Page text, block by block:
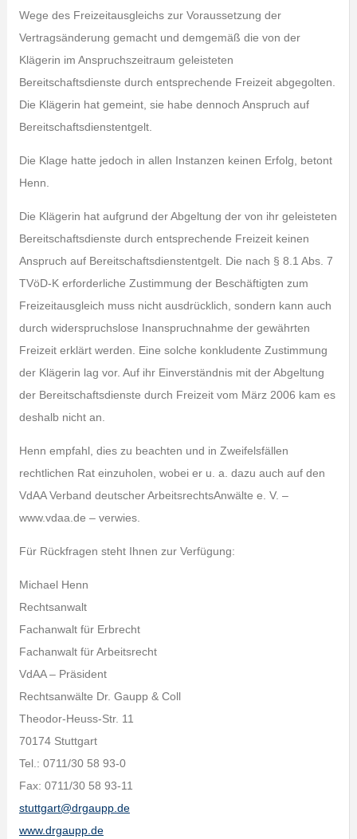
Wege des Freizeitausgleichs zur Voraussetzung der
Vertragsänderung gemacht und demgemäß die von der
Klägerin im Anspruchszeitraum geleisteten
Bereitschaftsdienste durch entsprechende Freizeit abgegolten.
Die Klägerin hat gemeint, sie habe dennoch Anspruch auf
Bereitschaftsdienstentgelt.
Die Klage hatte jedoch in allen Instanzen keinen Erfolg, betont
Henn.
Die Klägerin hat aufgrund der Abgeltung der von ihr geleisteten
Bereitschaftsdienste durch entsprechende Freizeit keinen
Anspruch auf Bereitschaftsdienstentgelt. Die nach § 8.1 Abs. 7
TVöD-K erforderliche Zustimmung der Beschäftigten zum
Freizeitausgleich muss nicht ausdrücklich, sondern kann auch
durch widerspruchslose Inanspruchnahme der gewährten
Freizeit erklärt werden. Eine solche konkludente Zustimmung
der Klägerin lag vor. Auf ihr Einverständnis mit der Abgeltung
der Bereitschaftsdienste durch Freizeit vom März 2006 kam es
deshalb nicht an.
Henn empfahl, dies zu beachten und in Zweifelsfällen
rechtlichen Rat einzuholen, wobei er u. a. dazu auch auf den
VdAA Verband deutscher ArbeitsrechtsAnwälte e. V. –
www.vdaa.de – verwies.
Für Rückfragen steht Ihnen zur Verfügung:
Michael Henn
Rechtsanwalt
Fachanwalt für Erbrecht
Fachanwalt für Arbeitsrecht
VdAA – Präsident
Rechtsanwälte Dr. Gaupp & Coll
Theodor-Heuss-Str. 11
70174 Stuttgart
Tel.: 0711/30 58 93-0
Fax: 0711/30 58 93-11
stuttgart@drgaupp.de
www.drgaupp.de